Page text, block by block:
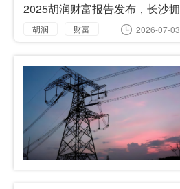
2025胡润财富报告发布，长沙拥
有600万元资产家庭超1.7万户
胡润
财富
2026-07-03